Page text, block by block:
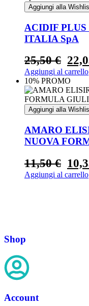
Aggiungi alla
ACIDIF PLUS
ITALIA SpA
25,50€
Aggiungi al carrello
10% PROMO
Aggiungi alla
AMARO
NUOVA
11,50€
Aggiungi al carrello
Shop
Account